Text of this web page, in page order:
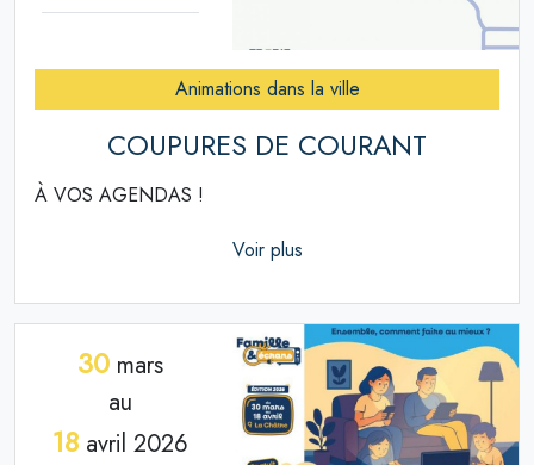
Animations dans la ville
COUPURES DE COURANT
À VOS AGENDAS !
Voir plus
30mars
au
18avril 2026